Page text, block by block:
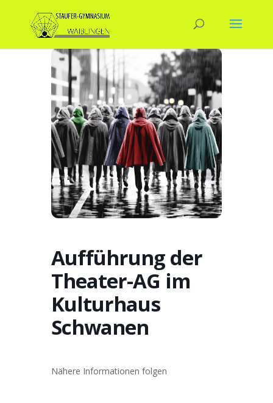
Aufführung der
Theater-AG im
Kulturhaus
Schwanen
Nähere Informationen folgen